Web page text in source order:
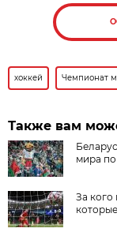
хоккей Чемпионат
Также вам
мира по
За кого